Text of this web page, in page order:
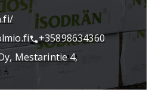
+35898634360
Mestarintie 4,